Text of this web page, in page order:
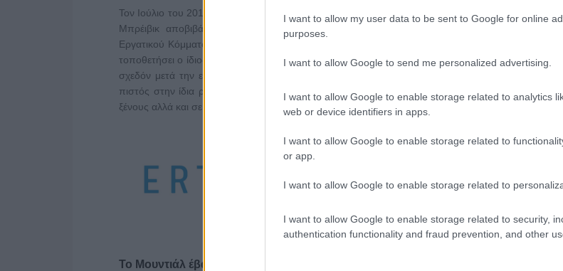
I want to allow my user data to be sent to Google for online
purposes.
I want to allow Google to send me personalized advertising.
I want to allow Google to enable storage related to analytics
web or device identifiers in apps.
I want to allow Google to enable storage related to
or app.
I want to allow Google to enable storage related to
I want to allow Google to enable storage related to security,
authentication functionality and fraud prevention, and other
Τον Ιούλιο του 2011 ένα πρωτοφανές έγκλημα συγκλονίζει τη διεθνή κοινή γνώμη: Ο Νορβηγός
Μπρέιβικ αποβιβάζεται στο νησί Ουτόγια του Όσλο στη διάρκεια συνάντησης της νεολαίας
Εργατικού Κόμματος και εκτελεί εν ψυχρώ 77 άτομα. Λίγο νωρίτερα, ισχυρή έκρηξη βόμβας που
τοποθετήσει ο ίδιος σε κυβερνητικά κτίρια του Όσλο προκάλεσε το θάνατο σε εφτά άτομα. Ένα
σχεδόν μετά την εγκληματική του πράξη ο Μπρέιβικ παρουσιάζεται στο δικαστήριο αμετανόητος
πιστός στην ίδια ρητορική που πυροδότησε το έγκλημα: πολυπολιτισμικότητα τέλος, θάνατος
ξένους αλλά και σε εκείνους που τους ανέχονται.
Το Μουντιάλ έβαλε γκολ στις θεάσεις του